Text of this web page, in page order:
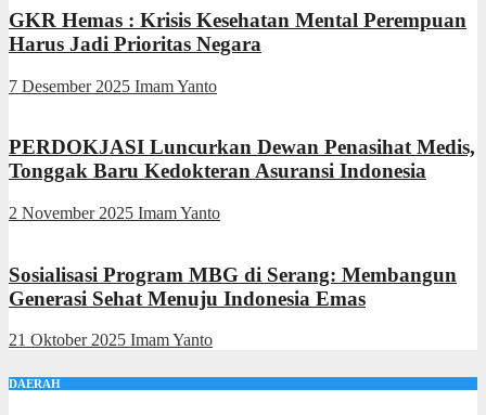
GKR Hemas : Krisis Kesehatan Mental Perempuan
Harus Jadi Prioritas Negara
7 Desember 2025 Imam Yanto
PERDOKJASI Luncurkan Dewan Penasihat Medis,
Tonggak Baru Kedokteran Asuransi Indonesia
2 November 2025 Imam Yanto
Sosialisasi Program MBG di Serang: Membangun
Generasi Sehat Menuju Indonesia Emas
21 Oktober 2025 Imam Yanto
DAERAH